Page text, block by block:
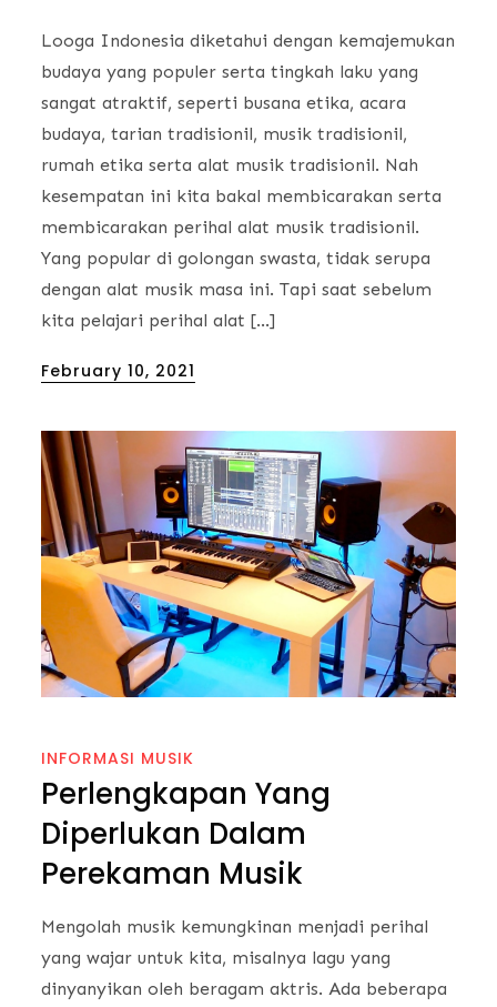
Looga Indonesia diketahui dengan kemajemukan
budaya yang populer serta tingkah laku yang
sangat atraktif, seperti busana etika, acara
budaya, tarian tradisionil, musik tradisionil,
rumah etika serta alat musik tradisionil. Nah
kesempatan ini kita bakal membicarakan serta
membicarakan perihal alat musik tradisionil.
Yang popular di golongan swasta, tidak serupa
dengan alat musik masa ini. Tapi saat sebelum
kita pelajari perihal alat […]
Posted
February 10, 2021
INFORMASI MUSIK
Perlengkapan Yang
Diperlukan Dalam
Perekaman Musik
Mengolah musik kemungkinan menjadi perihal
yang wajar untuk kita, misalnya lagu yang
dinyanyikan oleh beragam aktris. Ada beberapa